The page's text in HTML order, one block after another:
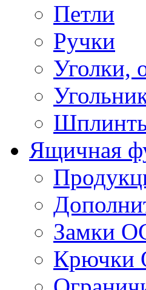
Петли
Ручки
Уголки,
Ящичная
Замки
Крючки